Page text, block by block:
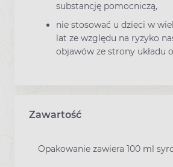
substancję pomocniczą,
nie stosować u dzieci w
lat ze względu na ryzyko
objawów ze strony układu
Zawartość
Opakowanie zawiera 100 ml